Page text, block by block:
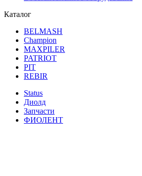
Каталог
BELMASH
Champion
MAXPILER
PATRIOT
PIT
REBIR
Status
Диолд
Запчасти
ФИОЛЕНТ